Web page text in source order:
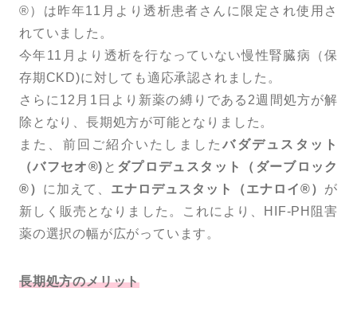
®）は昨年11月より透析患者さんに限定され使用さ
れていました。
今年11月より透析を行なっていない慢性腎臓病（保
存期CKD)に対しても適応承認されました。
さらに12月1日より新薬の縛りである2週間処方が解
除となり、長期処方が可能となりました。
また、前回ご紹介いたしましたバダデュスタット
（バフセオ®) と ダプロデュスタット（ダーブロック
®） に加えて、 エナロデュスタット（エナロイ®） が
新しく販売となりました。これにより、HIF-PH阻害
薬の選択の幅が広がっています。
長期処方のメリット